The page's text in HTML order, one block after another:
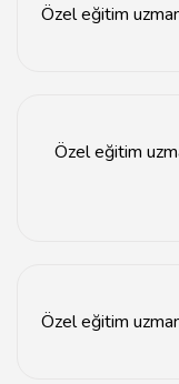
Özel eğitim
Özel eğitim
Özel eğitim